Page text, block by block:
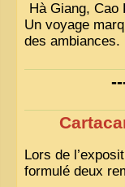
Hà Giang,
Un voyage
des ambiances.
Lors de
formulé deux